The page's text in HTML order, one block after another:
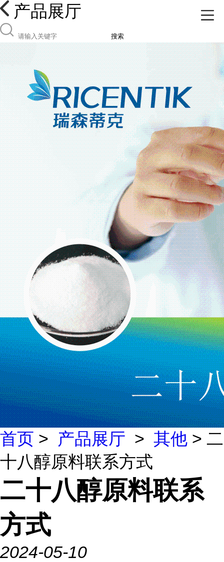
产品展厅
搜索
首页 > 产品展厅 > 其他 > 二
十八醇原料联系方式
二十八醇原料联系
方式
2024-05-10